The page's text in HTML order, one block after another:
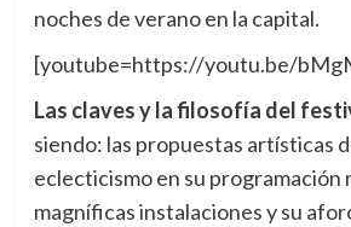
noches de verano en la capital.
[youtube=https://youtu.be/
Las claves y la filosofía del
siendo: las propuestas artísticas
eclecticismo en su programación
magníficas instalaciones y su